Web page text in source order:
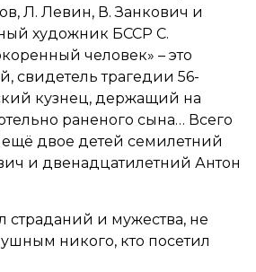
Л. Левин, В. Занкович и
художник БССР С.
человек» – это
свидетель трагедии 56-
кузнец, держащий на
раненого сына… Всего
двое детей семилетний
и двенадцатилетний Антон
страданий и мужества, не
никого, кто посетил